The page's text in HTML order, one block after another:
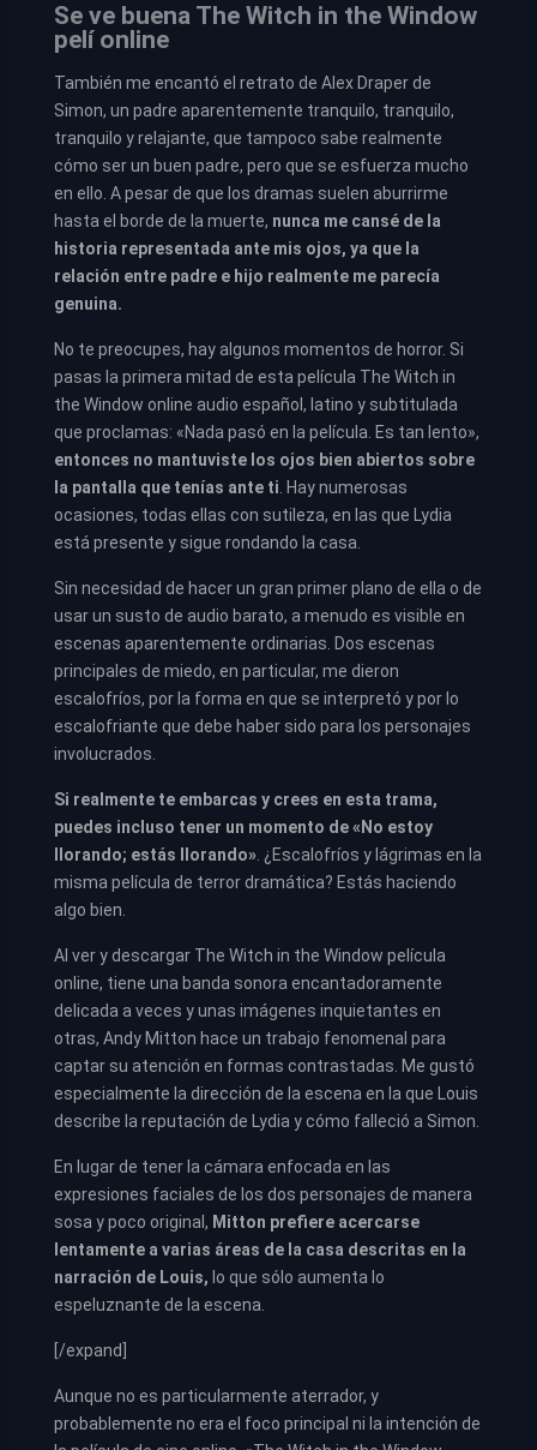
Se ve buena The Witch in the Window
pelí online
También me encantó el retrato de Alex Draper de
Simon, un padre aparentemente tranquilo, tranquilo,
tranquilo y relajante, que tampoco sabe realmente
cómo ser un buen padre, pero que se esfuerza mucho
en ello. A pesar de que los dramas suelen aburrirme
hasta el borde de la muerte, nunca me cansé de la
historia representada ante mis ojos, ya que la
relación entre padre e hijo realmente me parecía
genuina.
No te preocupes, hay algunos momentos de horror. Si
pasas la primera mitad de esta película The Witch in
the Window online audio español, latino y subtitulada
que proclamas: «Nada pasó en la película. Es tan lento»,
entonces no mantuviste los ojos bien abiertos sobre
la pantalla que tenías ante ti . Hay numerosas
ocasiones, todas ellas con sutileza, en las que Lydia
está presente y sigue rondando la casa.
Sin necesidad de hacer un gran primer plano de ella o de
usar un susto de audio barato, a menudo es visible en
escenas aparentemente ordinarias. Dos escenas
principales de miedo, en particular, me dieron
escalofríos, por la forma en que se interpretó y por lo
escalofriante que debe haber sido para los personajes
involucrados.
Si realmente te embarcas y crees en esta trama,
puedes incluso tener un momento de «No estoy
llorando; estás llorando» . ¿Escalofríos y lágrimas en la
misma película de terror dramática? Estás haciendo
algo bien.
Al ver y descargar The Witch in the Window película
online, tiene una banda sonora encantadoramente
delicada a veces y unas imágenes inquietantes en
otras, Andy Mitton hace un trabajo fenomenal para
captar su atención en formas contrastadas. Me gustó
especialmente la dirección de la escena en la que Louis
describe la reputación de Lydia y cómo falleció a Simon.
En lugar de tener la cámara enfocada en las
expresiones faciales de los dos personajes de manera
sosa y poco original, Mitton prefiere acercarse
lentamente a varias áreas de la casa descritas en la
narración de Louis, lo que sólo aumenta lo
espeluznante de la escena.
[/expand]
Aunque no es particularmente aterrador, y
probablemente no era el foco principal ni la intención de